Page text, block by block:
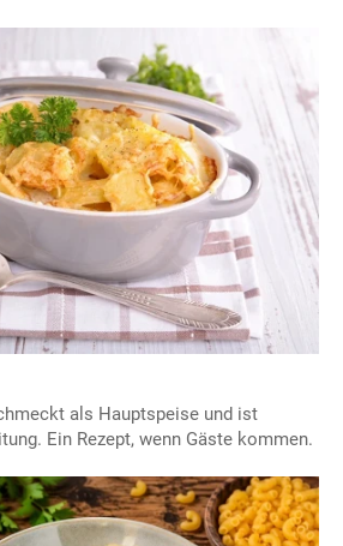
als Hauptspeise und ist
Ein Rezept, wenn Gäste kommen.